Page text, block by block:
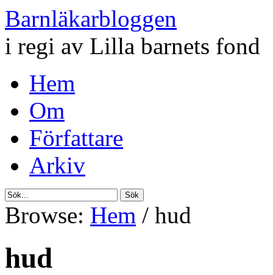
Barnläkarbloggen
i regi av Lilla barnets fond
Hem
Om
Författare
Arkiv
Browse: Hem / hud
hud